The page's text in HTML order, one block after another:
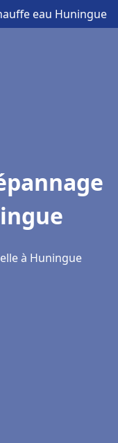
eau Huningue
à Huningue